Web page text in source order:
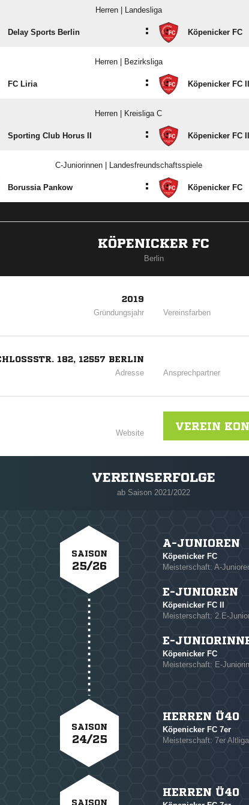
Herren | Landesliga
Delay Sports Berlin : Köpenicker FC
Herren | Bezirksliga
FC Liria : Köpenicker FC II
Herren | Kreisliga C
Sporting Club Horus II : Köpenicker FC III
C-Juniorinnen | Landesfreundschaftsspiele
Borussia Pankow : Köpenicker FC
KÖPENICKER FC
Berlin
2019
Gründungsjahr Vereinsfarben
182, 12557 BERLIN
Adresse Ansprechpartner
Website
VEREIN
NACHRICHT
VEREINSERFOLGE
ab Saison 2021/2022
SAISON
25/26
A-JUNIOREN
Köpenicker FC
Meisterschaft: A-
E-JUNIOREN
Köpenicker FC II
Meisterschaft: 2.E-
E-
Köpenicker FC
Meisterschaft: E-
SAISON
24/25
HERREN Ü40
Köpenicker FC 7er
Meisterschaft: 7er
SAISON
HERREN Ü40